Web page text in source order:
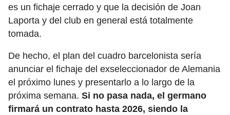
es un fichaje cerrado y que la decisión de Joan
Laporta y del club en general está totalmente
tomada.
De hecho, el plan del cuadro barcelonista sería
anunciar el fichaje del exseleccionador de Alemania
el próximo lunes y presentarlo a lo largo de la
próxima semana. Si no pasa nada, el germano
firmará un contrato hasta 2026, siendo la